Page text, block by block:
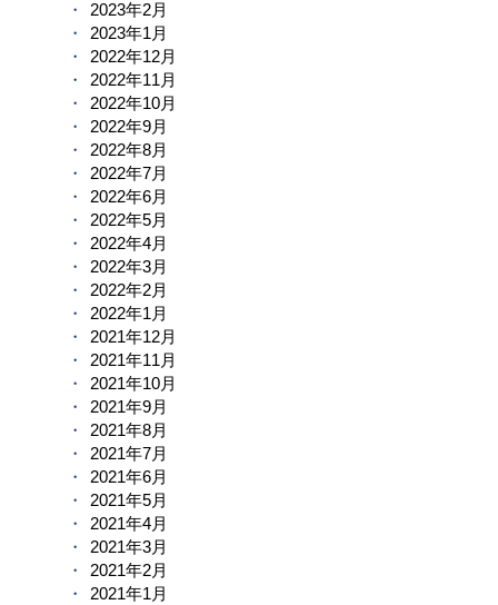
2023年2月
2023年1月
2022年12月
2022年11月
2022年10月
2022年9月
2022年8月
2022年7月
2022年6月
2022年5月
2022年4月
2022年3月
2022年2月
2022年1月
2021年12月
2021年11月
2021年10月
2021年9月
2021年8月
2021年7月
2021年6月
2021年5月
2021年4月
2021年3月
2021年2月
2021年1月